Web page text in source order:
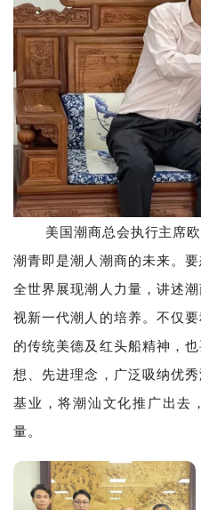
美国潮商总会执行主席
潮青即是潮人潮商的未来。
全世界展现潮人力量，讲述
视新一代潮人的培养。不仅
的传统美德及红头船精神，
想、先进理念，广泛吸纳优
基业，将潮汕文化推广出去
量。